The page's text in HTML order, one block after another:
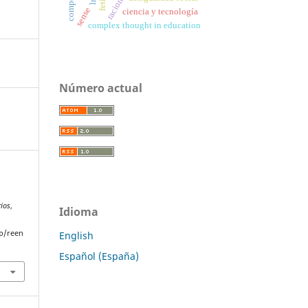
,
reen
ciencia y tecnología
complex thought in education
sense
Número actual
Idioma
English
Español (España)